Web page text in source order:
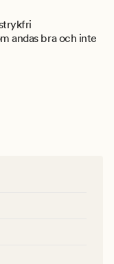
andas bra och inte